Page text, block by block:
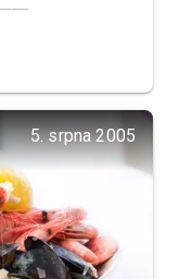
carevny
5. srpna 2005